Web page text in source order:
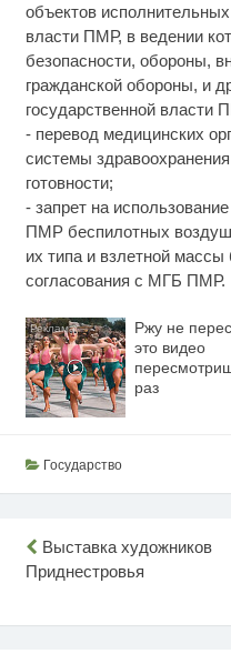
объектов
власти ПМР, в ведении
безопасности, обороны,
гражданской обороны, и
государственной власти
- перевод медицинских
системы
готовности;
- запрет на
ПМР беспилотных
их типа и взлетной массы
согласования с МГБ ПМР.
Ржу не
это видео
раз
Государство
Навигация
по
записям
Выставка художников
Приднестровья